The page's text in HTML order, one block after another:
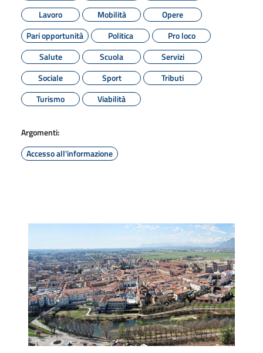
Lavoro
Mobilità
Opere
Pari opportunità
Politica
Pro loco
Salute
Scuola
Servizi
Sociale
Sport
Tributi
Turismo
Viabilità
Argomenti:
Accesso all'informazione